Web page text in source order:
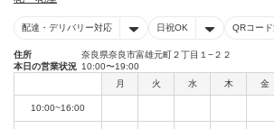
配達・デリバリー対応 日祝OK QRコー
住所
奈良県奈良市富雄元町２丁目１−２２
本日の営業状況 10:00〜19:00
月
火 水 木 金
10:00~16:00